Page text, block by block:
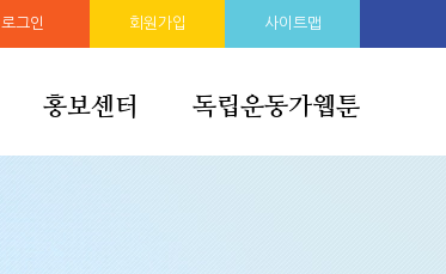
로그인 회원가입 사이트맵
홍보센터 독립운동가웹툰